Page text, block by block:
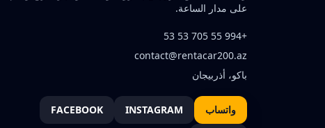
على مدار الساعة.
+994 55 705 53 53
contact@rentacar200.az
باكو، أذربيجان
واتساب INSTAGRAM
FACEBOOK